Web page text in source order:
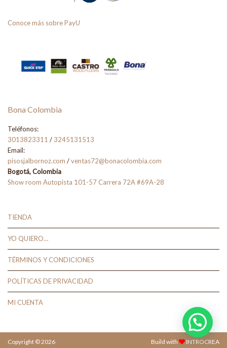
Conoce más sobre PayU
Bona Colombia
Teléfonos:
3013823311 / 3245131513
Email:
pisosjalbornoz.com /ventas72@bonacolombia.com
Bogotá, Colombia
Show room Autopista 101-57 Carrera 72A #69A-28
TIENDA
YO QUIERO…
TÉRMINOS Y CONDICIONES
POLÍTICAS DE PRIVACIDAD
MI CUENTA
Copyright © 2026 Build with INTROCREA